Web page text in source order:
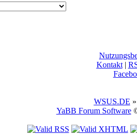
Kontakt|
WSUS.DE
YaBB Forum Software©